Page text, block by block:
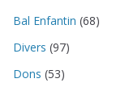
Bal Enfantin (68)
Divers (97)
Dons (53)